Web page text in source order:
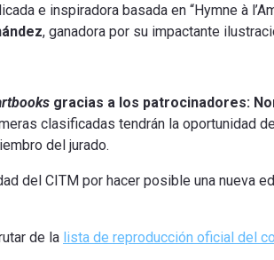
e inspiradora basada en “Hymne à
, ganadora por su impactante
gracias a los patrocinadores:
clasificadas tendrán la oportunidad
del jurado.
del CITM por hacer posible una nueva
de la lista de reproducción oficial del